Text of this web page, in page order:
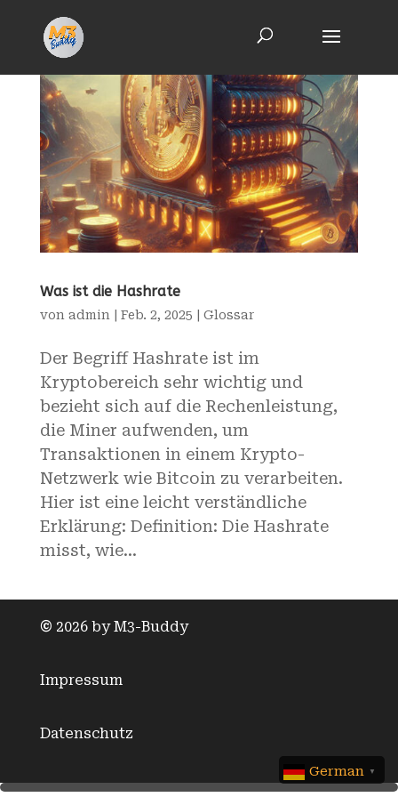
Was ist die Hashrate
von admin Feb. 2, 2025 Glossar
Der Begriff Hashrate ist im
Kryptobereich sehr wichtig und
bezieht sich auf die Rechenleistung,
die Miner aufwenden, um
Transaktionen in einem Krypto-
Netzwerk wie Bitcoin zu verarbeiten.
Hier ist eine leicht verständliche
Erklärung: Definition: Die Hashrate
misst, wie...
© 2026 by M3-Buddy
Impressum
Datenschutz
German ▼